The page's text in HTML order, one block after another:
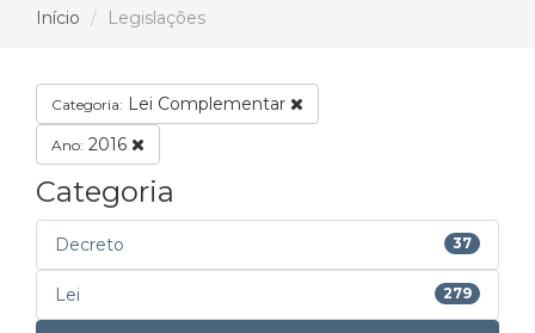
Início Legislações
Categoria: Lei Complementar
Ano: 2016
Categoria
Decreto 37
Lei 279